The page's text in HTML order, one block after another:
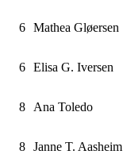
6 Mathea Gløersen
6 Elisa G. Iversen
8 Ana Toledo
8 Janne T. Aasheim